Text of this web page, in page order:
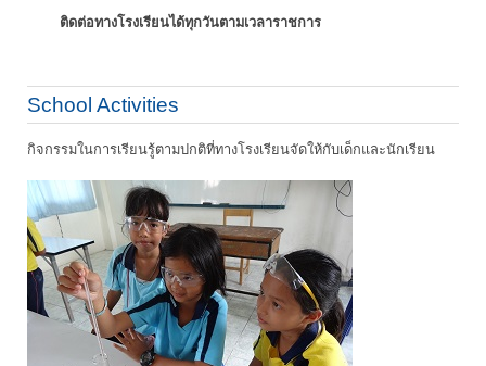
ติดต่อทางโรงเรียนได้ทุกวันตามเวลาราชการ
School Activities
กิจกรรมในการเรียนรู้ตามปกติที่ทางโรงเรียนจัดให้กับเด็กและนักเรียน